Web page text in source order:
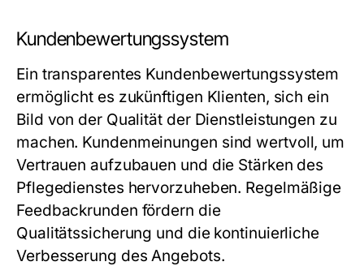
Kundenbewertungssystem
Ein transparentes Kundenbewertungssystem
ermöglicht es zukünftigen Klienten, sich ein
Bild von der Qualität der Dienstleistungen zu
machen. Kundenmeinungen sind wertvoll, um
Vertrauen aufzubauen und die Stärken des
Pflegedienstes hervorzuheben. Regelmäßige
Feedbackrunden fördern die
Qualitätssicherung und die kontinuierliche
Verbesserung des Angebots.